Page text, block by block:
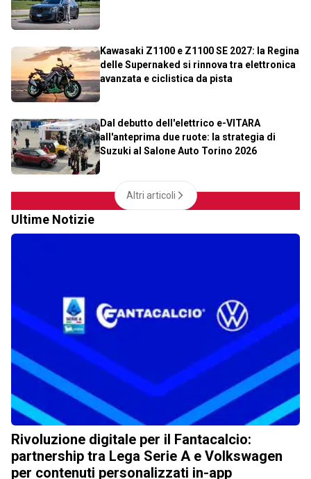
Kawasaki Z1100 e Z1100 SE 2027: la Regina
delle Supernaked si rinnova tra elettronica
avanzata e ciclistica da pista
Dal debutto dell'elettrico e-VITARA
all'anteprima due ruote: la strategia di
Suzuki al Salone Auto Torino 2026
Altri articoli
Ultime Notizie
Rivoluzione digitale per il Fantacalcio:
partnership tra Lega Serie A e Volkswagen
per contenuti personalizzati in-app